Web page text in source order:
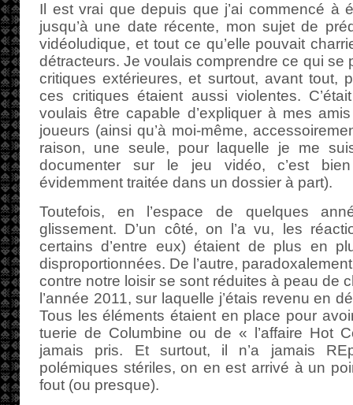
Il est vrai que depuis que j’ai commencé à
jusqu’à une date récente, mon sujet de
vidéoludique, et tout ce qu’elle pouvait
détracteurs. Je voulais comprendre ce qui se
critiques extérieures, et surtout, avant tout,
ces critiques étaient aussi violentes.
voulais être capable d’expliquer à mes
joueurs (ainsi qu’à moi-même,
raison, une seule, pour laquelle je me
documenter sur le jeu vidéo, c’est
évidemment traitée dans un dossier à part).
Toutefois, en l’espace de quelques
glissement. D’un côté, on l’a vu, les
certains d’entre eux) étaient de plus en
disproportionnées. De l’autre,
contre notre loisir se sont réduites à peau de
l’année 2011, sur laquelle j’étais revenu en
Tous les éléments étaient en place pour
tuerie de Columbine ou de « l’affaire Hot
jamais pris. Et surtout, il n’a jamais
polémiques stériles, on en est arrivé à un
fout (ou presque).